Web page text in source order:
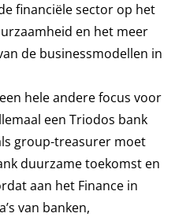
financiële sector op het
en het meer
de businessmodellen in
hele andere focus voor
een Triodos bank
group-treasurer moet
duurzame toekomst en
aan het Finance in
van banken,